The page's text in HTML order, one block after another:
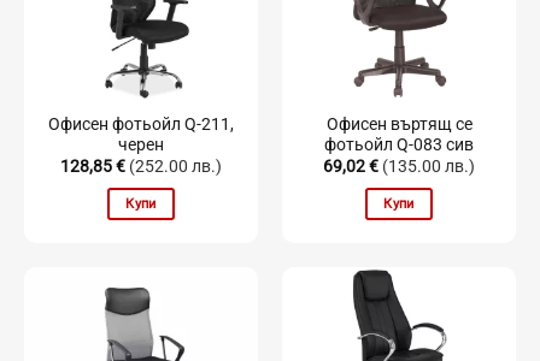
Офисен фотьойл Q-211,
черен
128,85€ (252.00 лв.)
Купи
Офисен въртящ се
фотьойл Q-083 сив
69,02€ (135.00 лв.)
Купи